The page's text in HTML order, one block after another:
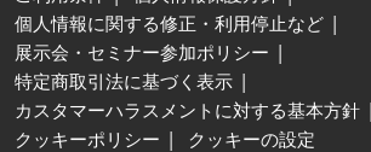
個人情報に関する修正・利用停止など
展示会・セミナー参加ポリシー
特定商取引法に基づく表示
カスタマーハラスメントに対する基本方針
クッキーポリシー
クッキーの設定